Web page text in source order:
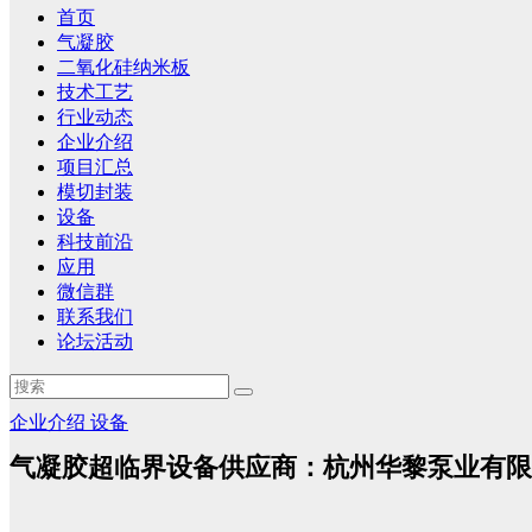
首页
气凝胶
二氧化硅纳米板
技术工艺
行业动态
企业介绍
项目汇总
模切封装
设备
科技前沿
应用
微信群
联系我们
论坛活动
企业介绍 设备
气凝胶超临界设备供应商：杭州华黎泵业有